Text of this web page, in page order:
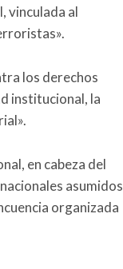
vinculada al
los derechos
institucional, la
en cabeza del
asumidos
organizada